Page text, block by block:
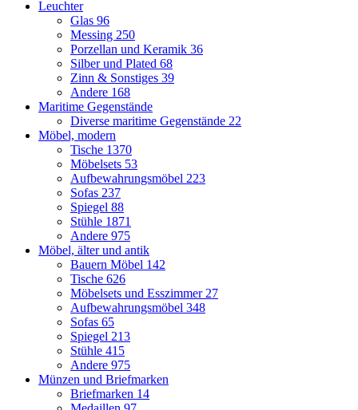
Leuchter
Glas 96
Messing 250
Porzellan und Keramik 36
Silber und Plated 68
Zinn & Sonstiges 39
Andere 168
Maritime Gegenstände
Diverse maritime Gegenstände 22
Möbel, modern
Tische 1370
Möbelsets 53
Aufbewahrungsmöbel 223
Sofas 237
Spiegel 88
Stühle 1871
Andere 975
Möbel, älter und antik
Bauern Möbel 142
Tische 626
Möbelsets und Esszimmer 27
Aufbewahrungsmöbel 348
Sofas 65
Spiegel 213
Stühle 415
Andere 975
Münzen und Briefmarken
Briefmarken 14